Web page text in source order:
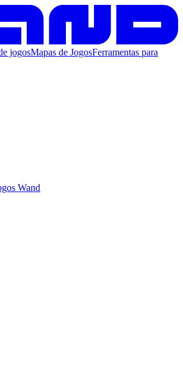
jogosMapas de JogosFerramentas para
Wand